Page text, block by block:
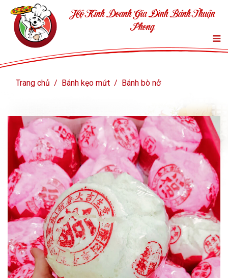
Hộ Kinh Doanh Gia Đình Bánh Thuận
Phong
Trang chủ Bánh kẹo mứt Bánh bò nở